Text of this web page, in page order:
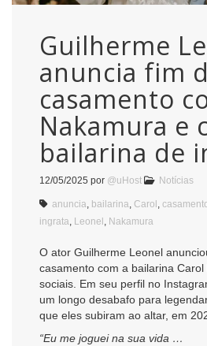
Guilherme
anuncia fim
casamento
Nakamura e
bailarina de
12/05/2025 por @uHost Notícias
anuncia bailarina Carol
ingrata Leonel Nakamura
O ator Guilherme Leonel
casamento com a bailarina
sociais. Em seu perfil no
um longo desabafo para
que eles subiram ao altar, em
“Eu me joguei na sua vida …